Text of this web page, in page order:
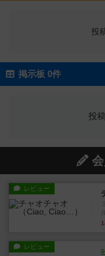
投
掲示板 0件
投
レビュー
レビュー